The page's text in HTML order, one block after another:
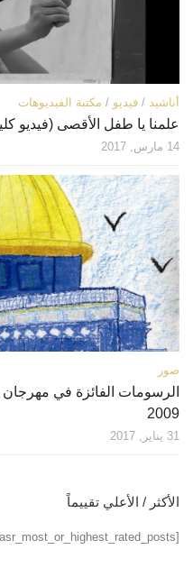
أناشيد / فيديو / مكتبة الفيديوهات
علمنا يا طفل الأقصى (فيديو
14 مارس, 2017
صور
الرسومات الفائزة في
2009
31 يناير, 2017
الأكثر / الأعلي تقييماً
[yasr_most_or_highest_rated_posts]